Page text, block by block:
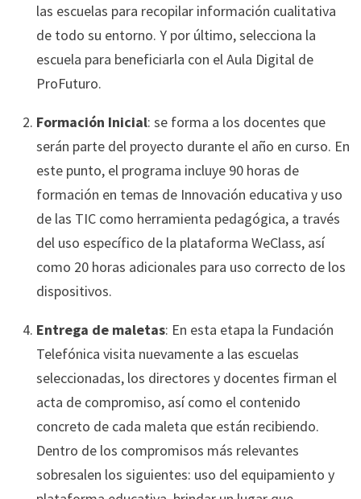
las escuelas para recopilar información cualitativa
de todo su entorno. Y por último, selecciona la
escuela para beneficiarla con el Aula Digital de
ProFuturo.
Formación Inicial: se forma a los docentes que
serán parte del proyecto durante el año en curso. En
este punto, el programa incluye 90 horas de
formación en temas de Innovación educativa y uso
de las TIC como herramienta pedagógica, a través
del uso específico de la plataforma WeClass, así
como 20 horas adicionales para uso correcto de los
dispositivos.
Entrega de maletas: En esta etapa la Fundación
Telefónica visita nuevamente a las escuelas
seleccionadas, los directores y docentes firman el
acta de compromiso, así como el contenido
concreto de cada maleta que están recibiendo.
Dentro de los compromisos más relevantes
sobresalen los siguientes: uso del equipamiento y